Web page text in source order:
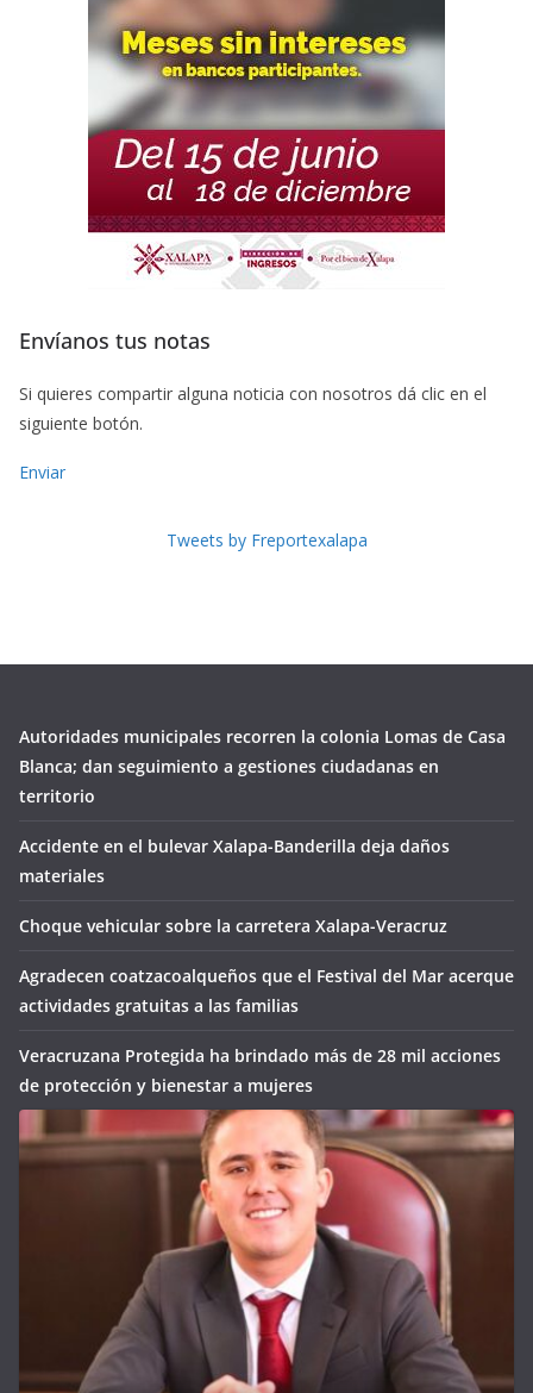
Envíanos tus notas
Si quieres compartir alguna noticia con nosotros dá clic en el
siguiente botón.
Enviar
Tweets by Freportexalapa
Autoridades municipales recorren la colonia Lomas de Casa
Blanca; dan seguimiento a gestiones ciudadanas en
territorio
Accidente en el bulevar Xalapa-Banderilla deja daños
materiales
Choque vehicular sobre la carretera Xalapa-Veracruz
Agradecen coatzacoalqueños que el Festival del Mar acerque
actividades gratuitas a las familias
Veracruzana Protegida ha brindado más de 28 mil acciones
de protección y bienestar a mujeres